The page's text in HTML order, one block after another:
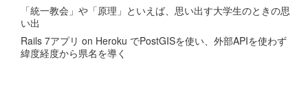
「統一教会」や「原理」といえば、思い出す大学生のときの思
い出
Rails 7アプリ on Heroku でPostGISを使い、外部APIを使わず
緯度経度から県名を導く